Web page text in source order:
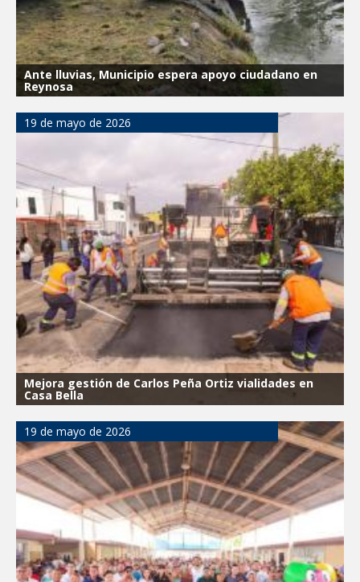
Ante lluvias, Municipio espera apoyo ciudadano en
Reynosa
19 de mayo de 2026
Mejora gestión de Carlos Peña Ortiz vialidades en
Casa Bella
19 de mayo de 2026